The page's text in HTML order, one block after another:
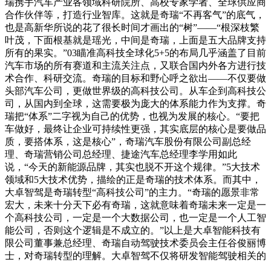
合作伙伴等，打造行业智库。这就是奇瑞“不再客气”的底气，
也是高新华所说的花了很长时间才画出的“树”——“根深枝繁
叶茂，下面根基就是瑶光，中间是奇瑞，上面是五大品牌支持
所有的果实。”03瞄准高科技全球化5+5的布局几乎涵盖了目前
汽车市场的所有赛道和主流关注点，又联合国内外各方进行技
术合作、科研交流。奇瑞的目标和野心呼之欲出——不仅要做
头部汽车公司，更做世界级的高科技公司。从车企到高科技公
司，从国内到全球，这需要极为庞大的体系能力作为支撑。奇
瑞把“体系”二字视为自己的优势，也视为发展的核心。“要把
车做好，最终让企业可持续性更强，其实底层的核心是要做品
质，要搭体系，这是核心”，奇瑞汽车股份有限公司副总经
理、奇瑞营销公司总经理、捷途汽车总经理李学用如此
说，“今天的新能源品牌，其实也脱不开这个规律。”5大技术
领域和5大技术优势，描绘的正是奇瑞的技术体系。而其中，
大卓智驾是奇瑞转型“高科技公司”的主力。“奇瑞的愿景非常
宏大，未来十分天下必有奇瑞，这就意味着奇瑞未来一定是一
个高科技公司，一定是一个大数据公司，也一定是一个人工智
能公司，否则这个逻辑是不成立的。”以上是大卓智能科技有
限公司董事兼总经理、奇瑞自动驾驶技术委员会主任谷俊丽博
士，对奇瑞转型的理解。大卓智驾不仅将研发智能驾驶相关的